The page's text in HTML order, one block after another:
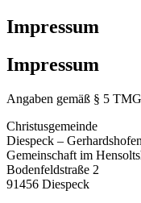
Impressum
Impressum
Angaben gemäß § 5 TMG
Christusgemeinde
Diespeck – Gerhardshofen
Gemeinschaft im
Bodenfeldstraße 2
91456 Diespeck